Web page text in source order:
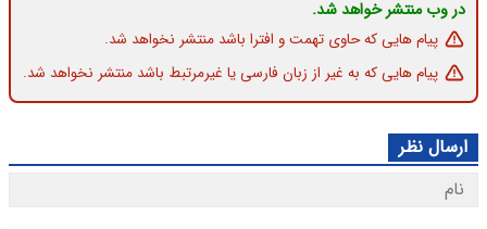
در وب منتشر خواهد شد.
پیام هایی که حاوی تهمت و افترا باشد منتشر نخواهد شد.
پیام هایی که به غیر از زبان فارسی یا غیرمرتبط باشد منتشر نخواهد شد.
ارسال نظر